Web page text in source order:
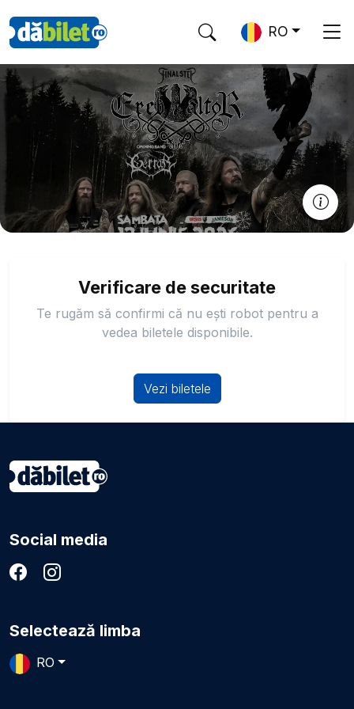
RO
Verificare de securitate
Te rugăm să confirmi că nu ești robot pentru a
vedea biletele disponibile.
Vezi biletele
Social media
Selectează limba
RO